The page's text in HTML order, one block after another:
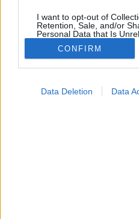
I want to opt-out of
Retention, Sale, and/or
Personal Data that Is
Purposes for which it was
Opted Out
CONFIRM
Data Deletion Data
Az Állami Népegészségügyi
(ÁNTSZ) közölte: kedden
egészségügyi ellátásban,